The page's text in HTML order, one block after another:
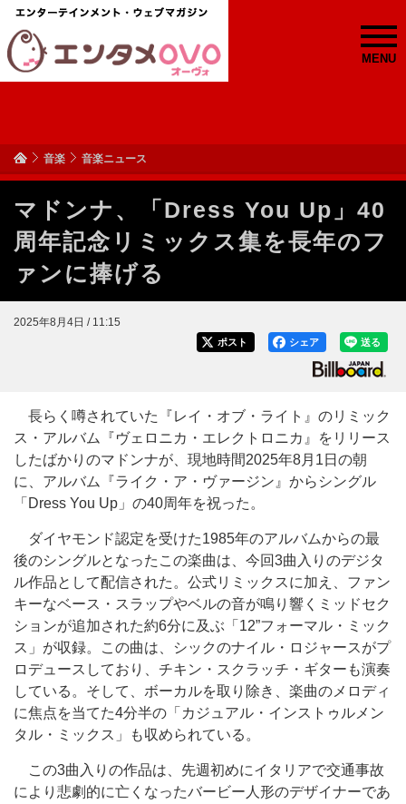
MENU
音楽 音楽ニュース
マドンナ、「Dress You Up」40
周年記念リミックス集を長年のフ
ァンに捧げる
2025年8月4日 / 11:15
送る
シェア
ポスト
長らく噂されていた『レイ・オブ・ライト』のリミック
ス・アルバム『ヴェロニカ・エレクトロニカ』をリリース
したばかりのマドンナが、現地時間2025年8月1日の朝
に、アルバム『ライク・ア・ヴァージン』からシングル
「Dress You Up」の40周年を祝った。
ダイヤモンド認定を受けた1985年のアルバムからの最
後のシングルとなったこの楽曲は、今回3曲入りのデジタ
ル作品として配信された。公式リミックスに加え、ファン
キーなベース・スラップやベルの音が鳴り響くミッドセク
ションが追加された約6分に及ぶ「12”フォーマル・ミック
ス」が収録。この曲は、シックのナイル・ロジャースがプ
ロデュースしており、チキン・スクラッチ・ギターも演奏
している。そして、ボーカルを取り除き、楽曲のメロディ
に焦点を当てた4分半の「カジュアル・インストゥルメン
タル・ミックス」も収められている。
この3曲入りの作品は、先週初めにイタリアで交通事故
により悲劇的に亡くなったバービー人形のデザイナーであ